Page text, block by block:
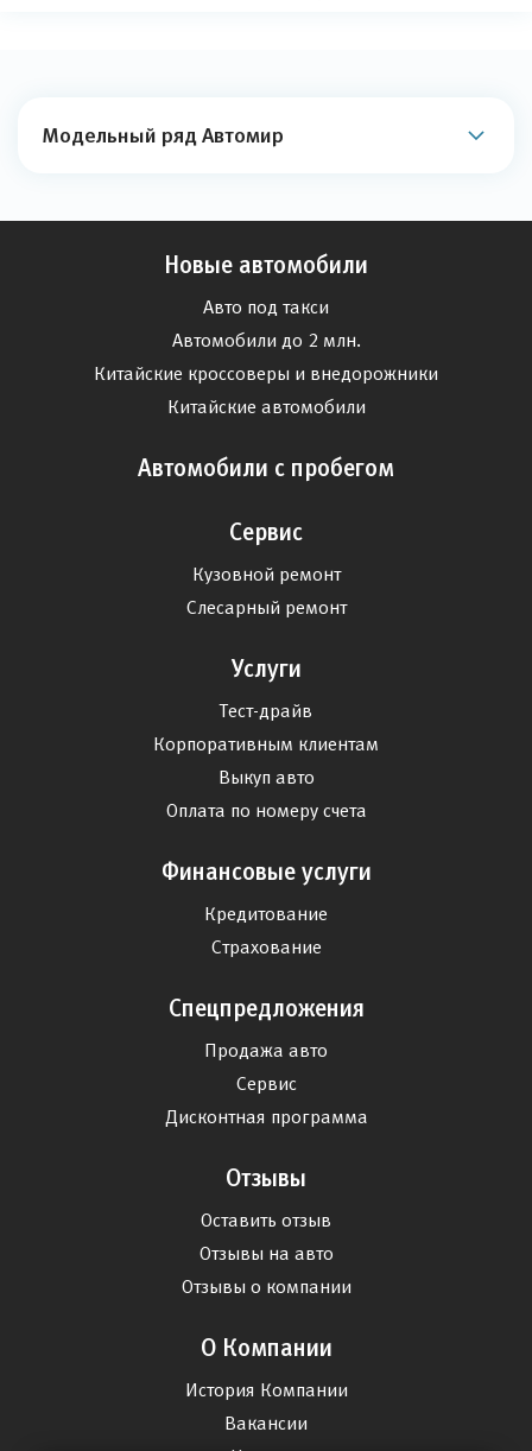
Модельный ряд Автомир
Новые автомобили
Авто под такси
Автомобили до 2 млн.
Китайские кроссоверы и внедорожники
Китайские автомобили
Автомобили с пробегом
Сервис
Кузовной ремонт
Слесарный ремонт
Услуги
Тест-драйв
Корпоративным клиентам
Выкуп авто
Оплата по номеру счета
Финансовые услуги
Кредитование
Страхование
Спецпредложения
Продажа авто
Сервис
Дисконтная программа
Отзывы
Оставить отзыв
Отзывы на авто
Отзывы о компании
О Компании
История Компании
Вакансии